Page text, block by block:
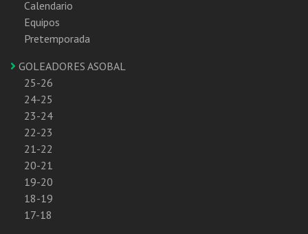
Calendario
Equipos
Pretemporada
GOLEADORES ASOBAL
25-26
24-25
23-24
22-23
21-22
20-21
19-20
18-19
17-18